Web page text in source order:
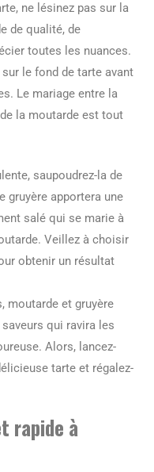
ne lésinez pas sur la
de qualité, de
toutes les nuances.
le fond de tarte avant
Le mariage entre la
la moutarde est tout
saupoudrez-la de
gruyère apportera une
salé qui se marie à
Veillez à choisir
obtenir un résultat
moutarde et gruyère
qui ravira les
Alors, lancez-
tarte et régalez-
rapide à